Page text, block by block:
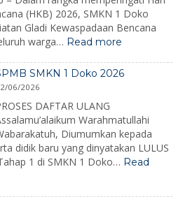
Menumbuhkan
Semangat
Belajar
(HKB) 2026, SMKN 1 Doko
Gladi Kewaspadaan Bencana
warga… Read more:
1
Doko
Kewaspadaan
Bencana
dalam
Peringatan
Hari
SMKN 1 Doko 2026
06/2026
DAFTAR ULANG
Warahmatullahi
Diumumkan kepada
didik baru yang dinyatakan LULUS
1 di SMKN 1 Doko… Read